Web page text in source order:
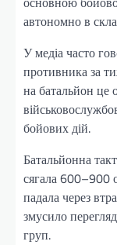
автономно в
У медіа часто
противника за
на батальйон це
бойових дій.
Батальйонна
сягала 600–900
падала через
змусило
груп.